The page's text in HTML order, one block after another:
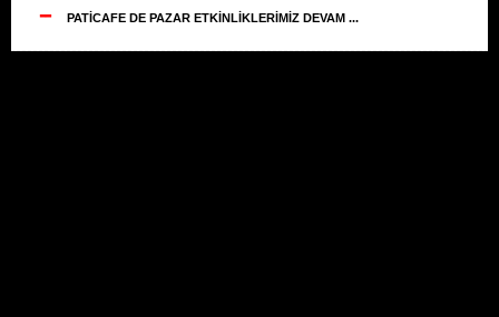
-- PATİCAFE DE PAZAR ETKİNLİKLERİMİZ DEVAM ...